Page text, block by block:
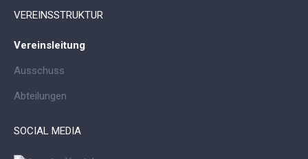
VEREINSSTRUKTUR
Vereinsleitung
Ausschuss
Abteilungen
SOCIAL MEDIA